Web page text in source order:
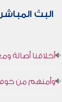
البث المباشر
أخلاقنا أصالة
وأمنهم من خوف